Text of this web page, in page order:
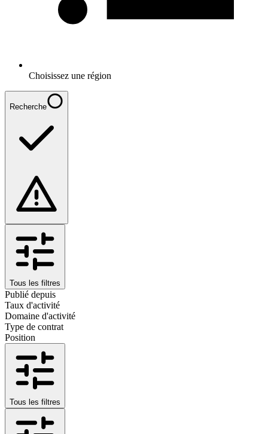
Choisissez une région
Recherche
Tous les filtres
Publié depuis
Taux d'activité
Domaine d'activité
Type de contrat
Position
Tous les filtres